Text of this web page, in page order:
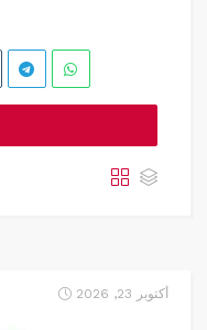
أكتوبر 23, 2026